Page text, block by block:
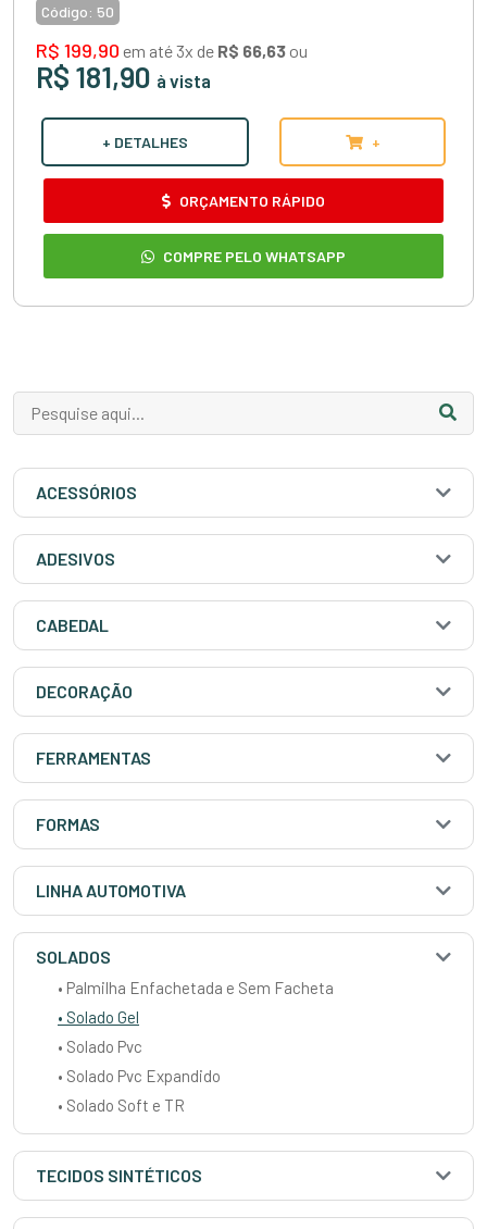
ACESSÓRIOS
ADESIVOS
CABEDAL
DECORAÇÃO
FERRAMENTAS
FORMAS
LINHA AUTOMOTIVA
SOLADOS
• Palmilha Enfachetada e Sem Facheta
• Solado Gel
• Solado Pvc
• Solado Pvc Expandido
• Solado Soft e TR
TECIDOS SINTÉTICOS
Código: 50
R$ 199,90 em até 3x de R$ 66,63 ou
R$ 181,90 à vista
+ DETALHES +
ORÇAMENTO RÁPIDO
COMPRE PELO WHATSAPP